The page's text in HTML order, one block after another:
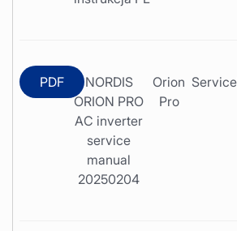
PDF
NORDIS
ORION PRO
AC inverter
service
manual
20250204
Orion
Pro